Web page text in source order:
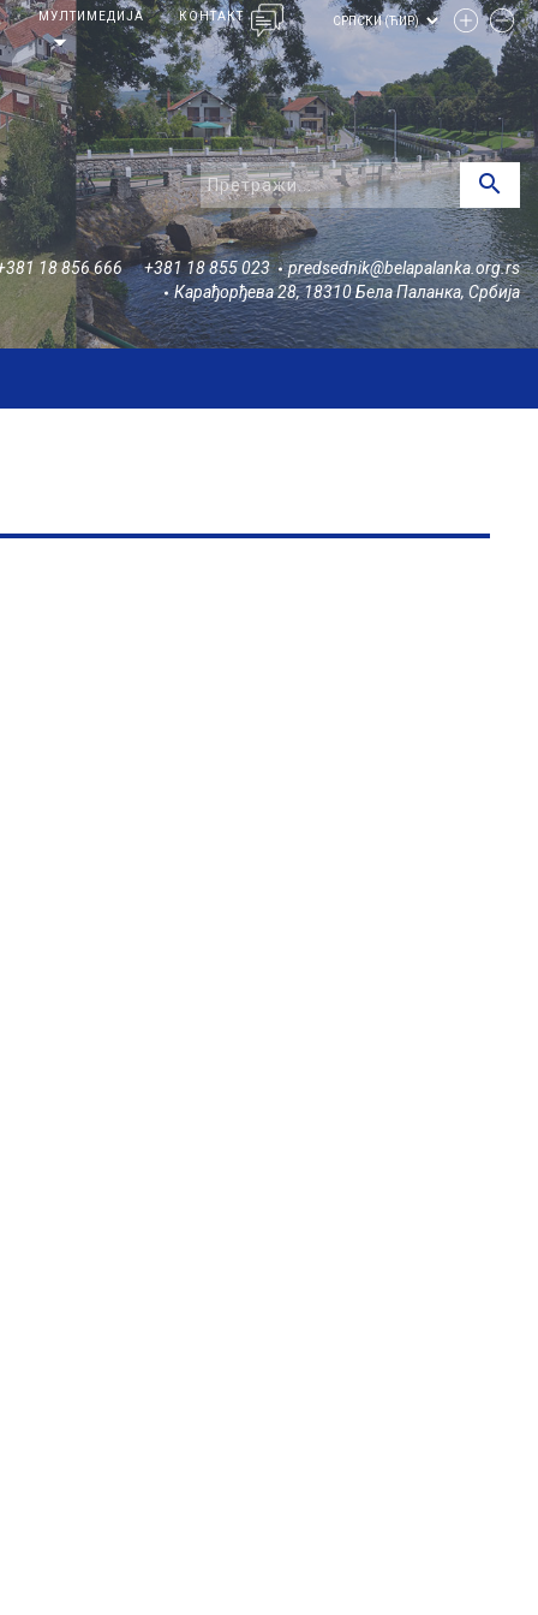
МУЛТИМЕДИЈА
arrow_drop_down
КОНТАКТ
search
18 856 666 +381 18 855 023
predsednik@belapalanka.org.rs
Карађорђева 28, 18310 Бела Паланка, Србија